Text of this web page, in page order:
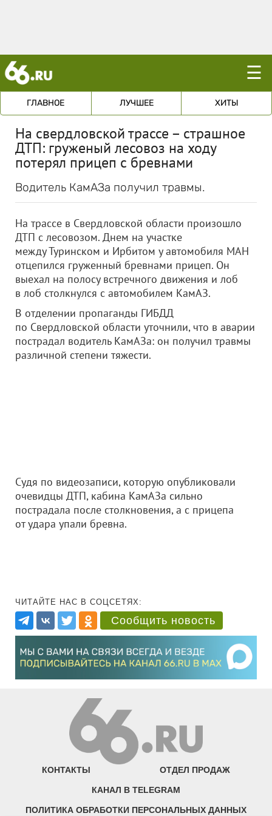
☰
ГЛАВНОЕ ЛУЧШЕЕ ХИТЫ
На свердловской трассе – страшное
ДТП: груженый лесовоз на ходу
потерял прицеп с бревнами
Водитель КамАЗа получил травмы.
На трассе в Свердловской области произошло
ДТП с лесовозом. Днем на участке
между Туринском и Ирбитом у автомобиля МАН
отцепился груженный бревнами прицеп. Он
выехал на полосу встречного движения и лоб
в лоб столкнулся с автомобилем КамАЗ.
В отделении пропаганды ГИБДД
по Свердловской области уточнили, что в аварии
пострадал водитель КамАЗа: он получил травмы
различной степени тяжести.
Судя по видеозаписи, которую опубликовали
очевидцы ДТП, кабина КамАЗа сильно
пострадала после столкновения, а с прицепа
от удара упали бревна.
ЧИТАЙТЕ НАС В СОЦСЕТЯХ:
Сообщить новость
КОНТАКТЫ ОТДЕЛ ПРОДАЖ
КАНАЛ В TELEGRAM
ПОЛИТИКА ОБРАБОТКИ ПЕРСОНАЛЬНЫХ ДАННЫХ